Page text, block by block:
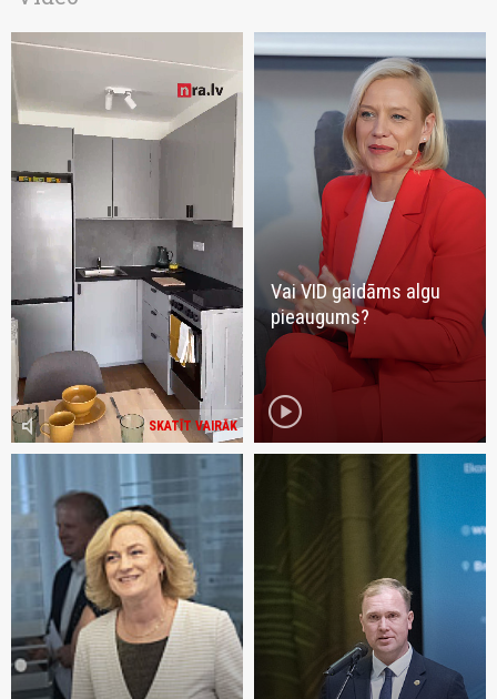
SKATĪT VAIRĀK
volume_mute
Vai VID gaidāms algu
pieaugums?
play_circle